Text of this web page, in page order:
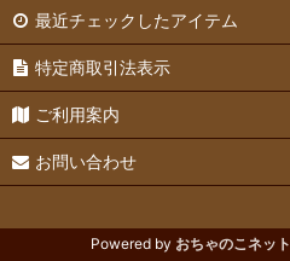
最近チェックしたアイテム
特定商取引法表示
ご利用案内
お問い合わせ
Powered by おちゃのこネット